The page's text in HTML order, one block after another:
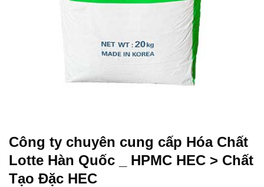
Công ty chuyên cung cấp Hóa Chất
Lotte Hàn Quốc _ HPMC HEC > Chất
Tạo Đặc HEC